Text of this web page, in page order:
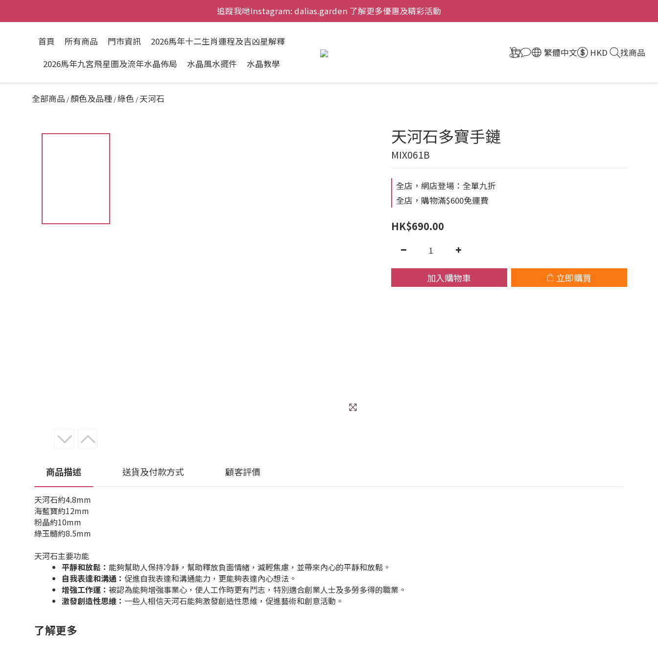
慶祝元朗新店開幕，網上首次購物九折兼免運費。
追蹤我哋Instagram: dalias.garden 了解更多優惠及精彩活動
首頁 所有商品 門市資訊
2026馬年十二生肖運程及吉凶星解釋
2026馬年九宮飛星圖及流年水晶佈局
水晶風水擺件 水晶教學
繁體中文 HKD 找商品
全部商品 /顏色及品種 /綠色 / 天河石
天河石多寶手鏈
MIX061B
全店，網店登場：全單九折
全店，購物滿$600免運費
HK$690.00
加入購物車 立即購買
商品描述 送貨及付款方式 顧客評價
天河石約4.8mm
海藍寶約12mm
粉晶約10mm
綠玉髓約8.5mm
天河石主要功能
平靜和放鬆： 能夠幫助人保持冷靜，幫助釋放負面情緒，減輕焦慮，並帶來內心的平靜和放鬆。
自我表達和溝通： 促進自我表達和溝通能力，更能夠表達內心想法。
增強工作運： 被認為能夠增強事業心，使人工作時更有鬥志，特別適合創業人士及多勞多得的職業。
激發創造性思維： 一些人相信天河石能夠激發創造性思維，促進藝術和創意活動。
了解更多